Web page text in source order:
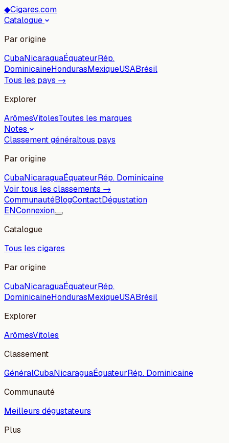
◆Cigares.com
Catalogue
Par origine
CubaNicaraguaÉquateurRép.
DominicaineHondurasMexiqueUSABrésil
Tous les pays →
Explorer
ArômesVitolesToutes les marques
Notes
Classement généraltous pays
Par origine
CubaNicaraguaÉquateurRép. Dominicaine
Voir tous les classements →
CommunautéBlogContactDégustation
ENConnexion
Catalogue
Tous les cigares
Par origine
CubaNicaraguaÉquateurRép.
DominicaineHondurasMexiqueUSABrésil
Explorer
ArômesVitoles
Classement
GénéralCubaNicaraguaÉquateurRép. Dominicaine
Communauté
Meilleurs dégustateurs
Plus